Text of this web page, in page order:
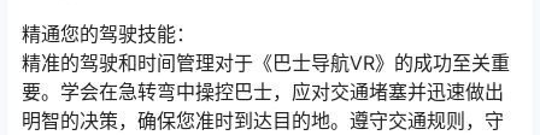
精通您的驾驶技能：
精准的驾驶和时间管理对于《巴士导航VR》的成功至关重
要。学会在急转弯中操控巴士，应对交通堵塞并迅速做出
明智的决策，确保您准时到达目的地。遵守交通规则，守